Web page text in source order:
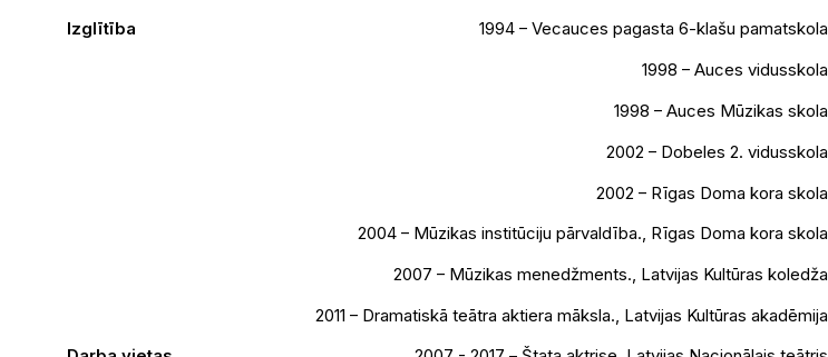
Izglītība
1994 – Vecauces pagasta 6-klašu pamatskola
1998 – Auces vidusskola
1998 – Auces Mūzikas skola
2002 – Dobeles 2. vidusskola
2002 – Rīgas Doma kora skola
2004 – Mūzikas institūciju pārvaldība., Rīgas Doma kora skola
2007 – Mūzikas menedžments., Latvijas Kultūras koledža
2011 – Dramatiskā teātra aktiera māksla., Latvijas Kultūras akadēmija